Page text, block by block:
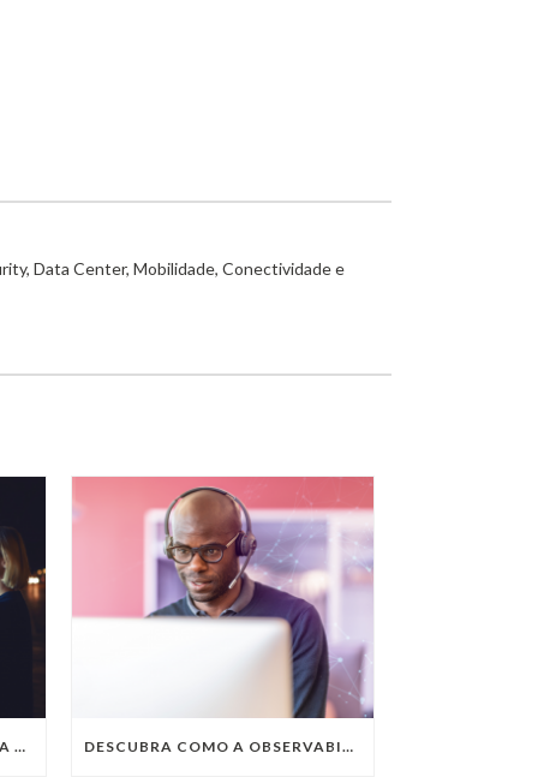
Data Center, Mobilidade, Conectividade e
QUAIS SÃO AS TENDÊNCIAS DA TECNOLOGIA DA INFORMAÇÃO PARA 2023? DESCUBRA COMO A OBSERVABILITY IMPULSIONA O SUCESSO DO SEU NEGÓCIO